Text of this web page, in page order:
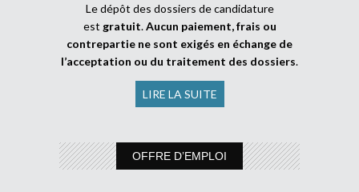
Le dépôt des dossiers de candidature
est gratuit.Aucun paiement, frais ou
contrepartie ne sont exigés en échange de
l’acceptation ou du traitement des dossiers.
LIRE LA SUITE
OFFRE D’EMPLOI